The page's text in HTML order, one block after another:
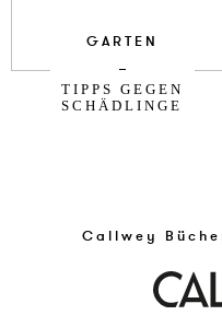
GARTEN
TIPPS GEGEN
SCHÄDLINGE
Callwey